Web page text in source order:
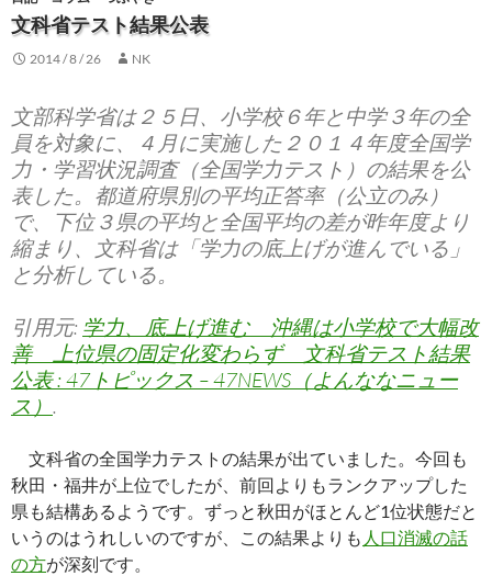
文科省テスト結果公表
2014 / 8 / 26 NK
文部科学省は２５日、小学校６年と中学３年の全
員を対象に、４月に実施した２０１４年度全国学
力・学習状況調査（全国学力テスト）の結果を公
表した。都道府県別の平均正答率（公立のみ）
で、下位３県の平均と全国平均の差が昨年度より
縮まり、文科省は「学力の底上げが進んでいる」
と分析している。
引用元: 学力、底上げ進む 沖縄は小学校で大幅改
善 上位県の固定化変わらず 文科省テスト結果
公表 : 47トピックス – 47NEWS（よんななニュー
ス） .
文科省の全国学力テストの結果が出ていました。今回も
秋田・福井が上位でしたが、前回よりもランクアップした
県も結構あるようです。ずっと秋田がほとんど1位状態だと
いうのはうれしいのですが、この結果よりも 人口消滅の話
の方が深刻です。